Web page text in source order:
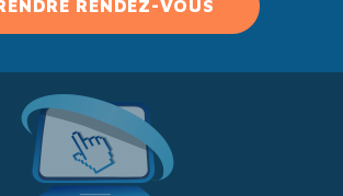
RENDEZ-VOUS